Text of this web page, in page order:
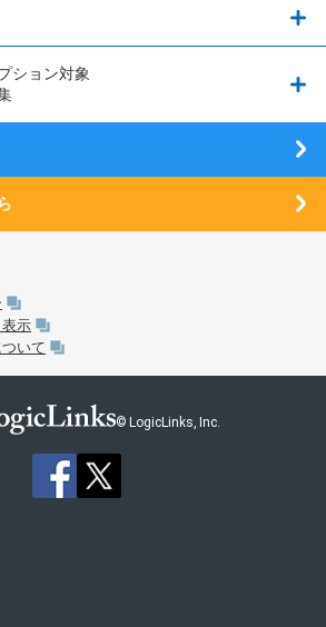
リ
ついて
て
覧
･通常SIMの初期設定方法
消！
約
覧
について
ション対象
ズ！！Music
示
いて
© LogicLinks, Inc.